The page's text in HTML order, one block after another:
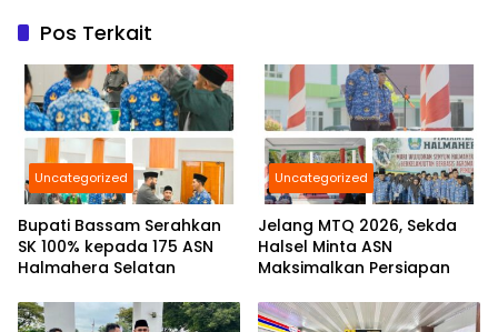
Pos Terkait
Uncategorized
Bupati Bassam Serahkan
SK 100% kepada 175 ASN
Halmahera Selatan
Uncategorized
Jelang MTQ 2026, Sekda
Halsel Minta ASN
Maksimalkan Persiapan